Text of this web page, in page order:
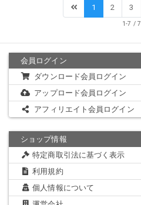
1 2 3
1-7 / 7
会員ログイン
ダウンロード会員ログイン
アップロード会員ログイン
アフィリエイト会員ログイン
ショップ情報
特定商取引法に基づく表示
利用規約
個人情報について